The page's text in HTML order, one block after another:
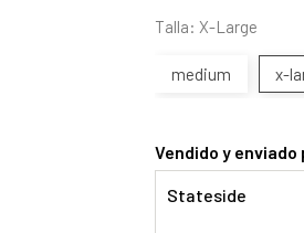
Talla: X-Large
medium x-
Vendido y enviado
Stateside